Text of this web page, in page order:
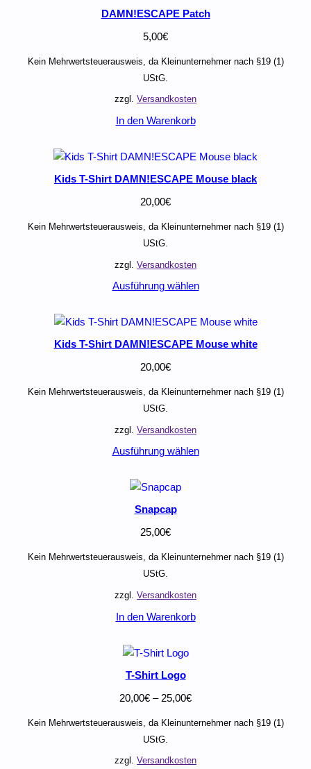
DAMN!ESCAPE Patch
5,00€
Kein Mehrwertsteuerausweis, da Kleinunternehmer nach §19 (1)
UStG.
zzgl. Versandkosten
In den Warenkorb
Kids T-Shirt DAMN!ESCAPE Mouse black
20,00€
Kein Mehrwertsteuerausweis, da Kleinunternehmer nach §19 (1)
UStG.
zzgl. Versandkosten
Ausführung wählen
Kids T-Shirt DAMN!ESCAPE Mouse white
20,00€
Kein Mehrwertsteuerausweis, da Kleinunternehmer nach §19 (1)
UStG.
zzgl. Versandkosten
Ausführung wählen
Snapcap
25,00€
Kein Mehrwertsteuerausweis, da Kleinunternehmer nach §19 (1)
UStG.
zzgl. Versandkosten
In den Warenkorb
T-Shirt Logo
20,00€ – 25,00€
Kein Mehrwertsteuerausweis, da Kleinunternehmer nach §19 (1)
UStG.
zzgl. Versandkosten